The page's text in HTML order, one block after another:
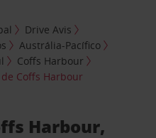
Drive Avis
Austrália-Pacífico
Coffs Harbour
Coffs Harbour
Harbour,